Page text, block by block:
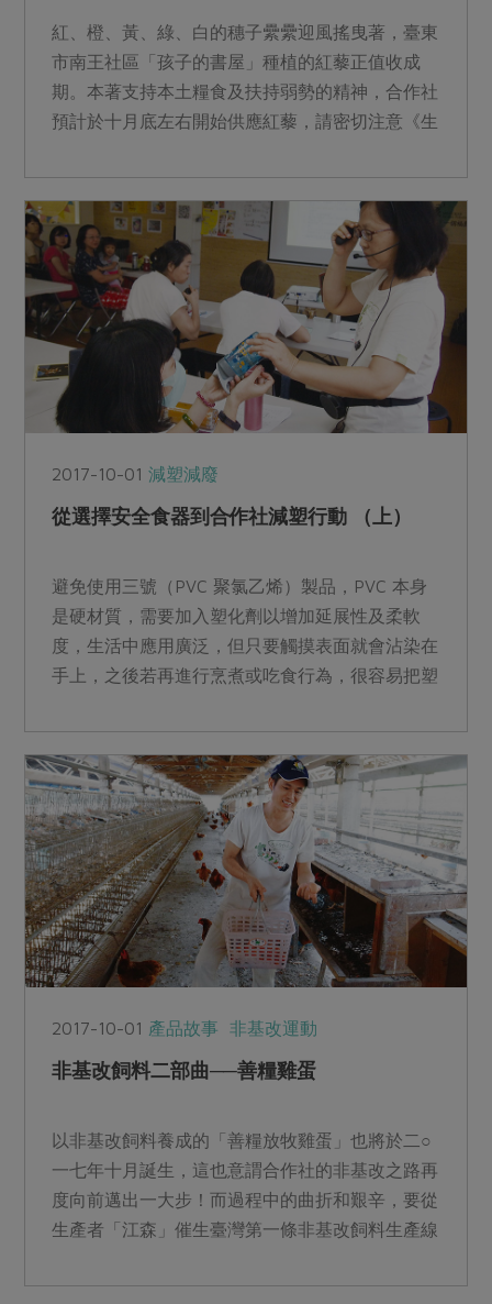
紅、橙、黃、綠、白的穗子纍纍迎風搖曳著，臺東
市南王社區「孩子的書屋」種植的紅藜正值收成
期。本著支持本土糧食及扶持弱勢的精神，合作社
預計於十月底左右開始供應紅藜，請密切注意《生
2017-10-01減塑減廢
從選擇安全食器到合作社減塑行動 （上）
避免使用三號（PVC 聚氯乙烯）製品，PVC 本身
是硬材質，需要加入塑化劑以增加延展性及柔軟
度，生活中應用廣泛，但只要觸摸表面就會沾染在
手上，之後若再進行烹煮或吃食行為，很容易把塑
2017-10-01 產品故事 非基改運動
非基改飼料二部曲──善糧雞蛋
以非基改飼料養成的「善糧放牧雞蛋」也將於二○
一七年十月誕生，這也意謂合作社的非基改之路再
度向前邁出一大步！而過程中的曲折和艱辛，要從
生產者「江森」催生臺灣第一條非基改飼料生產線